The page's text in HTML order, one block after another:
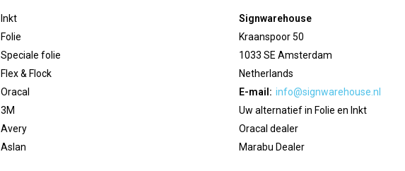
Inkt
Folie
Speciale folie
Flex & Flock
Oracal
3M
Avery
Aslan
Signwarehouse
Kraanspoor 50
1033 SE Amsterdam
Netherlands
E-mail: info@signwarehouse.nl
Uw alternatief in Folie en Inkt
Oracal dealer
Marabu Dealer